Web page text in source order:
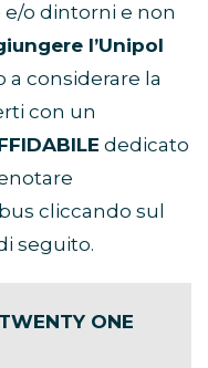
e/o dintorni e non
l’Unipol
a considerare la
con un
dedicato
cliccando sul
seguito.
ONE